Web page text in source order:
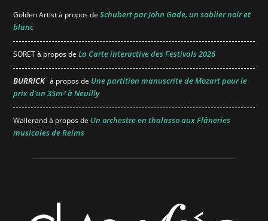
Golden Artistà propos de Schubert par John Gade, un sablier noir et
blanc
SORETà propos de La Carte interactive des Festivals 2026
BURRICK à propos de Une partition manuscrite de Mozart pour le
prix d’un 35m² à Neuilly
Wallerandà propos de Un orchestre en thalasso aux Flâneries
musicales de Reims